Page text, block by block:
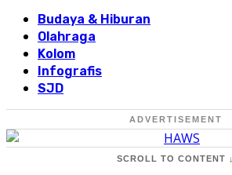
Budaya & Hiburan
Olahraga
Kolom
Infografis
SJD
ADVERTISEMENT
SCROLL TO CONTENT ↓